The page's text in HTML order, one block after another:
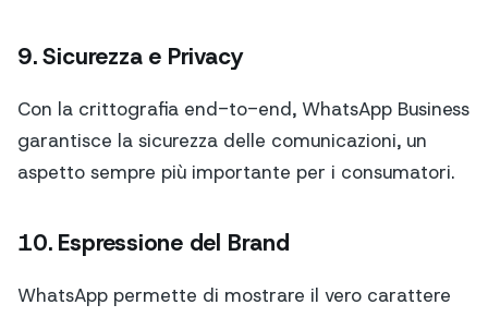
9. Sicurezza e Privacy
Con la crittografia end-to-end, WhatsApp Business
garantisce la sicurezza delle comunicazioni, un
aspetto sempre più importante per i consumatori.
10. Espressione del Brand
WhatsApp permette di mostrare il vero carattere